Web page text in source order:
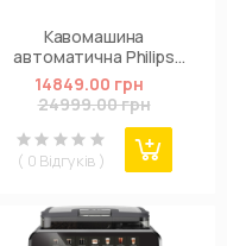
Кавомашина
автоматична Philips
EP2230/10
14849.00 грн
24999.00 грн
( 0 Відгуків )